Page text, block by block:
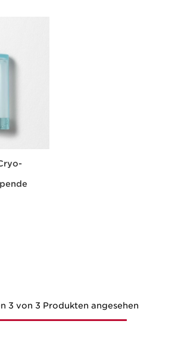
3 von 3 Produkten angesehen